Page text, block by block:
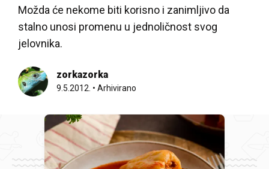
Možda će nekome biti korisno i zanimljivo da
stalno unosi promenu u jednoličnost svog
jelovnika.
zorkazorka
9.5.2012. • Arhivirano